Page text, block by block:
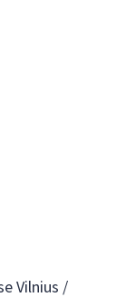
Vilnius /